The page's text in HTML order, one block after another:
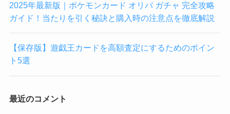
2025年最新版｜ポケモンカード オリパ ガチャ 完全攻略
ガイド！当たりを引く秘訣と購入時の注意点を徹底解説
【保存版】遊戯王カードを高額査定にするためのポイン
ト5選
最近のコメント